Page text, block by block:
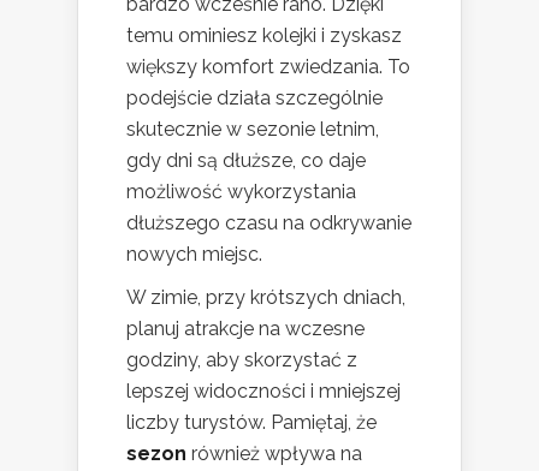
temu ominiesz kolejki i zyskasz
większy komfort zwiedzania. To
podejście działa szczególnie
skutecznie w sezonie letnim,
gdy dni są dłuższe, co daje
możliwość wykorzystania
dłuższego czasu na odkrywanie
nowych miejsc.
W zimie, przy krótszych dniach,
planuj atrakcje na wczesne
godziny, aby skorzystać z
lepszej widoczności i mniejszej
liczby turystów. Pamiętaj, że
sezon również wpływa na